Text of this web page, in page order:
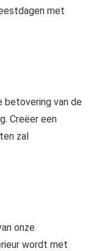
met
van de
Creëer een
zal
onze
wordt met